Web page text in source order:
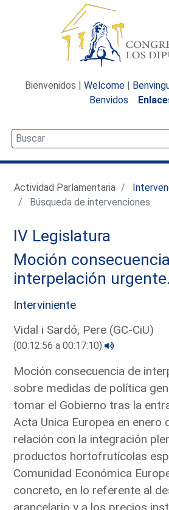
Bienvenidos | Welcome |
Benvidos
Actividad Parlamentaria
Búsqueda de intervenciones
IV Legislatura
Moción
interpelación urgente.
Interviniente
Vidal i Sardó, Pere (GC-CiU)
(00:12:56 a 00:17:10)
Moción consecuencia de
sobre medidas de política
tomar el Gobierno tras la
Acta Unica Europea en enero
relación con la integración
productos hortofrutícolas
Comunidad Económica
concreto, en lo referente al
arancelario y a los precios